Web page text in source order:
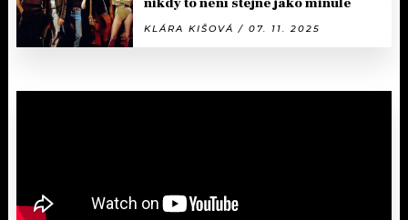
KLÁRA KIŠOVÁ / 07. 11. 2025